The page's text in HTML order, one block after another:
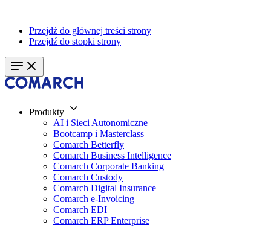
Przejdź do głównej treści strony
Przejdź do stopki strony
Produkty
AI i Sieci Autonomiczne
Bootcamp i Masterclass
Comarch Betterfly
Comarch Business Intelligence
Comarch Corporate Banking
Comarch Custody
Comarch Digital Insurance
Comarch e-Invoicing
Comarch EDI
Comarch ERP Enterprise